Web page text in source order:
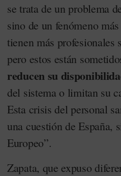
se trata de un problema
sino de un fenómeno
tienen más profesionales
pero estos están
reducen su
del sistema o limitan su
Esta crisis del personal
una cuestión de España,
Europeo”.
Zapata, que expuso